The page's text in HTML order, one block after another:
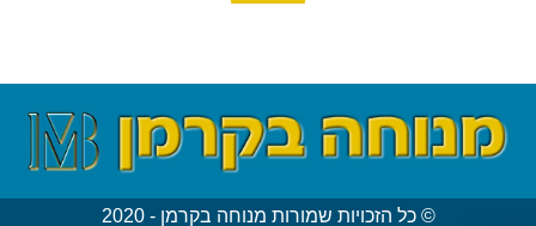
© כל הזכויות שמורות מנוחה בקרמן - 2020